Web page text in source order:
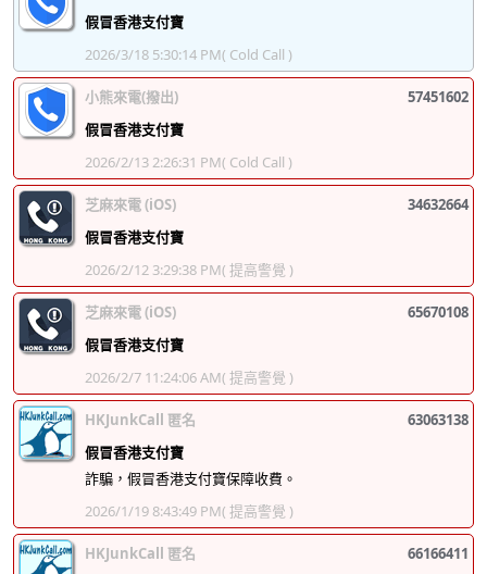
假冒香港支付寶
2026/3/18 5:30:14 PM( Cold Call )
小熊來電(撥出)
57451602
假冒香港支付寶
2026/2/13 2:26:31 PM( Cold Call )
芝麻來電 (iOS)
34632664
假冒香港支付寶
2026/2/12 3:29:38 PM( 提高警覺 )
芝麻來電 (iOS)
65670108
假冒香港支付寶
2026/2/7 11:24:06 AM( 提高警覺 )
HKJunkCall 匿名
63063138
假冒香港支付寶
詐騙，假冒香港支付寶保障收費。
2026/1/19 8:43:49 PM( 提高警覺 )
HKJunkCall 匿名 66166411